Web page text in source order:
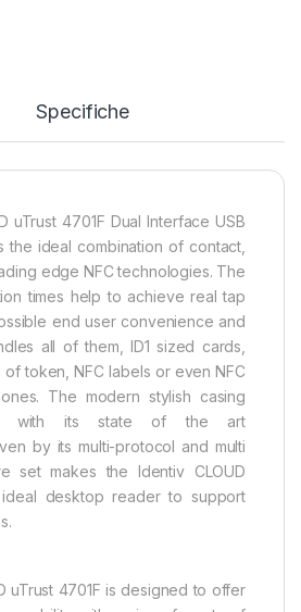
Specifiche
uTrust 4701F Dual Interface USB
the ideal combination of contact,
edge NFC technologies. The
times help to achieve real tap
end user convenience and
all of them, ID1 sized cards,
token, NFC labels or even NFC
The modern stylish casing
with its state of the art
by its multi-protocol and multi
set makes the Identiv CLOUD
ideal desktop reader to support
uTrust 4701F is designed to offer